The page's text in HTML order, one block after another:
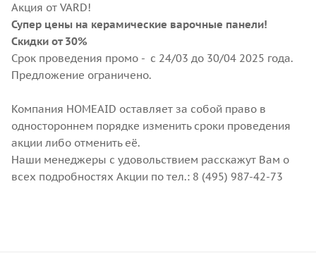
Акция от VARD!
Супер цены на керамические варочные панели!
Скидки от 30%
Срок проведения промо - с 24/03 до 30/04 2025 года.
Предложение ограничено.
Компания HOMEAID оставляет за собой право в
одностороннем порядке изменить сроки проведения
акции либо отменить её.
Наши менеджеры с удовольствием расскажут Вам о
всех подробностях Акции по тел.: 8 (495) 987-42-73